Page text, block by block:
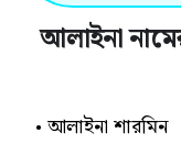
আলাইনা
আলাইনা শারমিন